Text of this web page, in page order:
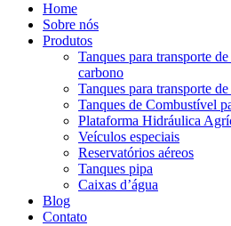
Home
Sobre nós
Produtos
Tanques para transporte
carbono
Tanques para transporte
Tanques de Combustível
Plataforma Hidráulica
Veículos especiais
Reservatórios aéreos
Tanques pipa
Caixas d’água
Blog
Contato